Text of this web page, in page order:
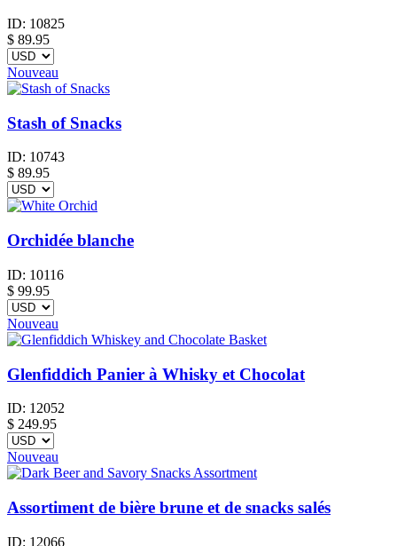
ID: 10825
$ 89.95
Nouveau
Stash of Snacks
ID: 10743
$ 89.95
Orchidée blanche
ID: 10116
$ 99.95
Nouveau
Glenfiddich Panier à Whisky et Chocolat
ID: 12052
$ 249.95
Nouveau
Assortiment de bière brune et de snacks salés
ID: 12066